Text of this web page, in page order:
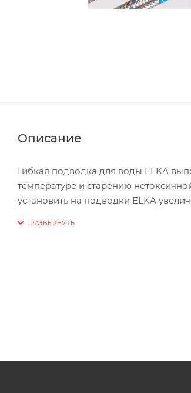
Описание
Гибкая подводка для воды ELKA
температуре и старению
установить на подводки ELKA
материал/размер/кол-во нитей.